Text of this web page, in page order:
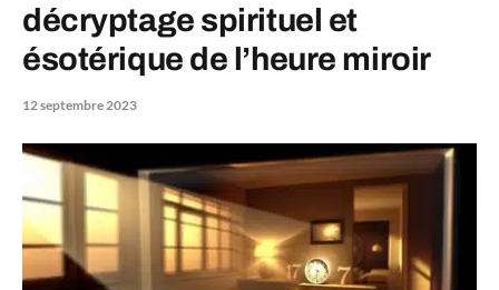
décryptage spirituel et
ésotérique de l’heure miroir
12 septembre 2023